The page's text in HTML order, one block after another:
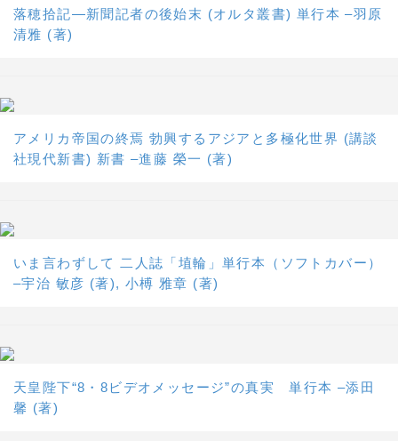
落穂拾記―新聞記者の後始末 (オルタ叢書) 単行本 –羽原
清雅 (著)
アメリカ帝国の終焉 勃興するアジアと多極化世界 (講談
社現代新書) 新書 –進藤 榮一 (著)
いま言わずして 二人誌「埴輪」単行本（ソフトカバー）
–宇治 敏彦 (著), 小榑 雅章 (著)
天皇陛下“8・8ビデオメッセージ”の真実 単行本 –添田
馨 (著)